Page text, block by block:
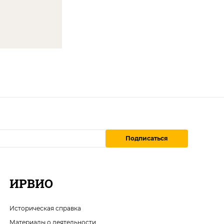
Подписаться
ИРВИО
Историческая справка
Материалы о деятельности